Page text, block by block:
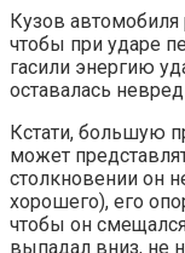
Кузов автомобиля
чтобы при ударе
гасили энергию
оставалась
Кстати, большую
может
столкновении он
хорошего), его
чтобы он
выпадал вниз, не